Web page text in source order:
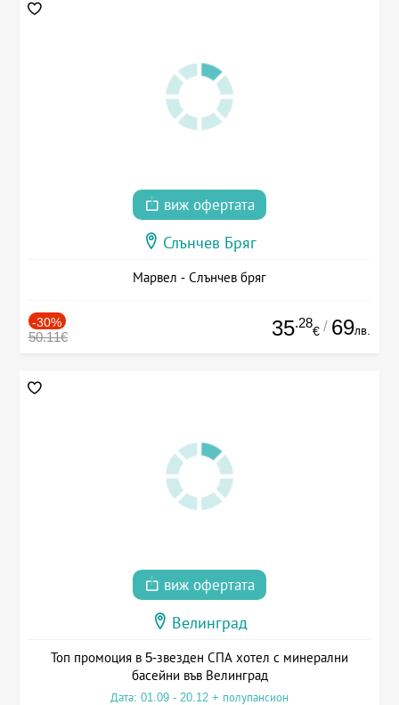
виж офертата
Слънчев Бряг
Марвел - Слънчев бряг
-30%
50.11€ 35.28
€ / 69лв.
виж офертата
Велинград
Топ промоция в 5-звезден СПА хотел с минерални
басейни във Велинград
Дата: 01.09 - 20.12 + полупансион